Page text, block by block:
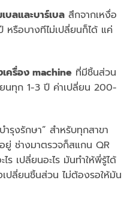
ลและบาร์เบล สึกจากเหงื่อ
รือบางทีไม่เปลี่ยนก็ได้ แค่
ครื่อง machine ที่มีชิ้นส่วน
นทุก 1-3 ปี ค่าเปลี่ยน 200-
รุงรักษา” สำหรับทุกสาขา
ช่างมาตรวจก็สแกน QR
ร เปลี่ยนอะไร มันทำให้พี่รู้ได้
เปลี่ยนชิ้นส่วน ไม่ต้องรอให้มัน